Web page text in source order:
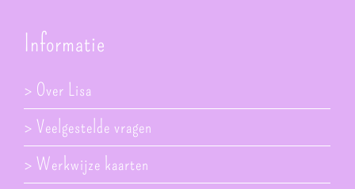
Informatie
> Over Lisa
> Veelgestelde vragen
> Werkwijze kaarten